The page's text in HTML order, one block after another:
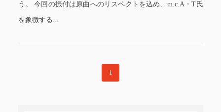
う。 今回の振付は原曲へのリスペクトを込め、m.c.A・T氏
を象徴する...
1